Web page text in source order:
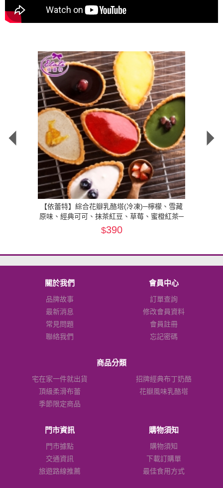
【依蕾特】綜合花瓣乳酪塔(冷凍)─檸檬、雪藏
原味、經典可可、抹茶紅豆、草莓、蜜橙紅茶─
各1入/盒(冷凍)
$390
關於我們
品牌故事
最新消息
常見問題
聯絡我們
會員中心
訂單查詢
修改會員資料
會員註冊
忘記密碼
商品分類
宅在家一件就出貨
招牌經典布丁奶酪
頂級柔滑布蕾
花瓣風味乳酪塔
季節限定商品
門市資訊
門市據點
交通資訊
旅遊路線推薦
購物須知
購物須知
下載訂購單
最佳食用方式